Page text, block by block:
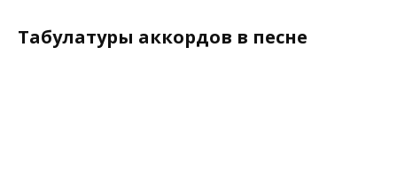
Табулатуры аккордов в песне